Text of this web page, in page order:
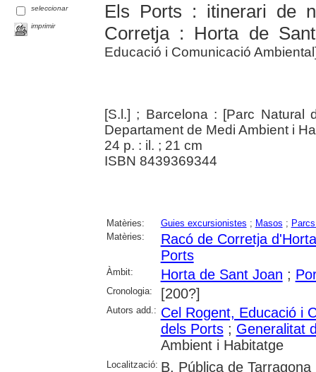
seleccionar
imprimir
Els Ports : itinerari de
Corretja : Horta de
Educació i Comunicació
[S.l.] ; Barcelona : [Parc Natural
Departament de Medi Ambient i
24 p. : il. ; 21 cm
ISBN 8439369344
Matèries: Guies excursionistes ; Masos ;
Matèries:
Racó de Corretja
Ports
Àmbit: Horta de Sant Joan ;
Cronologia: [200?]
Autors add.: Cel Rogent, Educació i
dels Ports; Generalitat
Ambient i Habitatge
Localització: B. Pública de Tarragona